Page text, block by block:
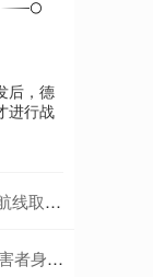
后，德
进行战
“洗牌”
未披露